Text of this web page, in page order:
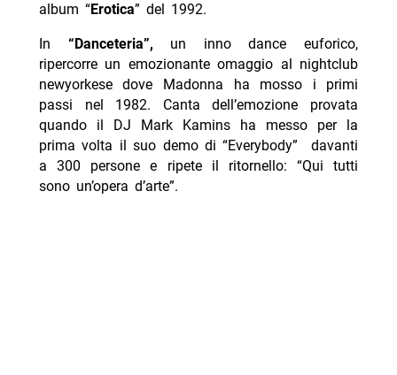
album “Erotica” del 1992.
In “Danceteria”, un inno dance euforico,
ripercorre un emozionante omaggio al nightclub
newyorkese dove Madonna ha mosso i primi
passi nel 1982. Canta dell’emozione provata
quando il DJ Mark Kamins ha messo per la
prima volta il suo demo di “Everybody” davanti
a 300 persone e ripete il ritornello: “Qui tutti
sono un’opera d’arte”.